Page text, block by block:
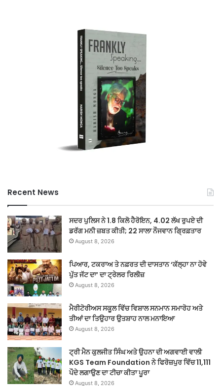
Recent News
ਸਦਰ ਪੁਲਿਸ ਨੇ 1.8 ਕਿਲੋ ਹੈਰੋਇਨ, 4.02 ਲੱਖ ਰੁਪਏ ਦੀ
ਡਰੱਗ ਮਨੀ ਜ਼ਬਤ ਕੀਤੀ; 22 ਸਾਲਾ ਨੌਜਵਾਨ ਗ੍ਰਿਫ਼ਤਾਰ
August 8, 2026
ਪਿਆਰ, ਟਕਰਾਅ ਤੇ ਨਫ਼ਰਤ ਦੀ ਦਾਸਤਾਨ ‘ਕੱਲ੍ਹਾ ਨਾ ਹੋਵੇ
ਪੁੱਤ ਜੱਟ ਦਾ’ ਦਾ ਟ੍ਰੇਲਰ ਰਿਲੀਜ਼
August 8, 2026
ਮੈਰੀਟੋਰੀਅਸ ਸਕੂਲ ਵਿੱਚ ਵਿਸ਼ਾਲ ਸਨਮਾਨ ਸਮਾਰੋਹ ਅਤੇ
ਤੀਆਂ ਦਾ ਤਿਉਹਾਰ ਉਤਸ਼ਾਹ ਨਾਲ ਮਨਾਇਆ
August 8, 2026
ਟ੍ਰੀ ਮੈਨ ਕੁਲਜੀਤ ਸਿੰਘ ਅਤੇ ਉਹਨਾ ਦੀ ਅਗਵਾਈ ਵਾਲੀ
KGS Team Foundation ਨੇ ਫਿਰੋਜ਼ਪੁਰ ਵਿੱਚ 11,111
ਪੌਦੇ ਲਗਾਉਣ ਦਾ ਟੀਚਾ ਕੀਤਾ ਪੂਰਾ
August 8, 2026